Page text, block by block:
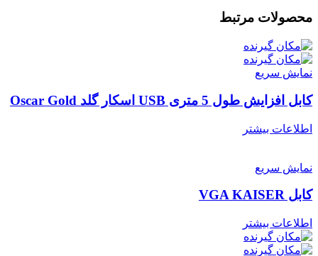
محصولات مرتبط
نمایش سریع
کابل افزایش طول 5 متری USB اسکار گلد Oscar Gold
اطلاعات بیشتر
نمایش سریع
کابل VGA KAISER
اطلاعات بیشتر